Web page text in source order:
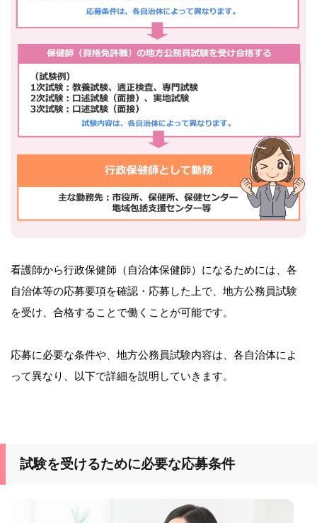
看護師から行政保健師（自治体保健師）になるためには、各
自治体等の応募要項を確認・応募した上で、地方公務員試験
を受け、合格することで働くことが可能です。
応募に必要な条件や、地方公務員試験内容は、各自治体によ
って異なり、以下で詳細を説明していきます。
試験を受けるために必要な応募条件